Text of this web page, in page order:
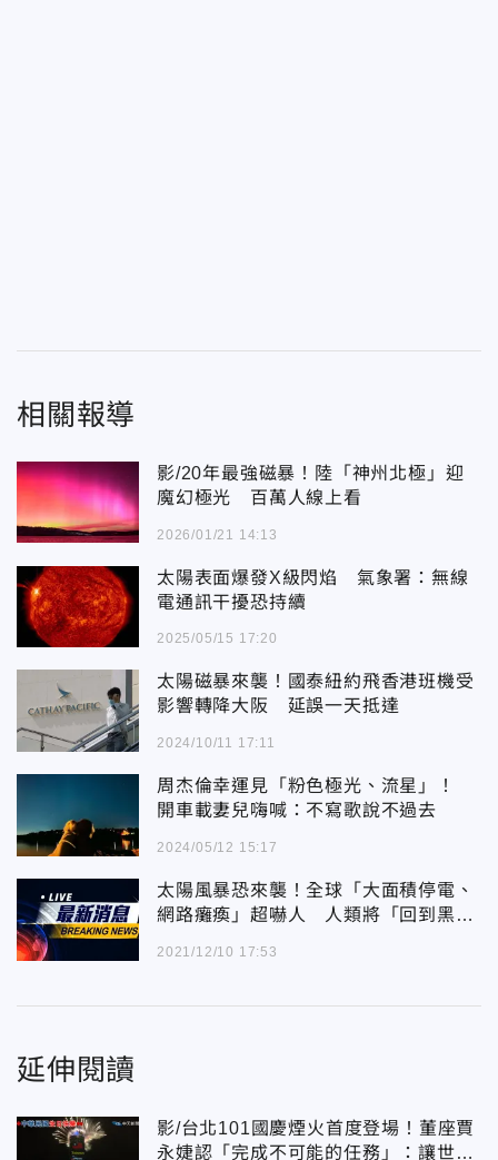
相關報導
影/20年最強磁暴！陸「神州北極」迎
魔幻極光 百萬人線上看
2026/01/21 14:13
太陽表面爆發X級閃焰 氣象署：無線
電通訊干擾恐持續
2025/05/15 17:20
太陽磁暴來襲！國泰紐約飛香港班機受
影響轉降大阪 延誤一天抵達
2024/10/11 17:11
周杰倫幸運見「粉色極光、流星」！
開車載妻兒嗨喊：不寫歌說不過去
2024/05/12 15:17
太陽風暴恐來襲！全球「大面積停電、
網路癱瘓」超嚇人 人類將「回到黑暗
2021/12/10 17:53
延伸閱讀
影/台北101國慶煙火首度登場！董座賈
永婕認「完成不可能的任務」：讓世界